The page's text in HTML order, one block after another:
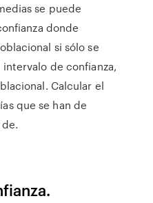
se puede
donde
si sólo se
de confianza,
Calcular el
que se han de